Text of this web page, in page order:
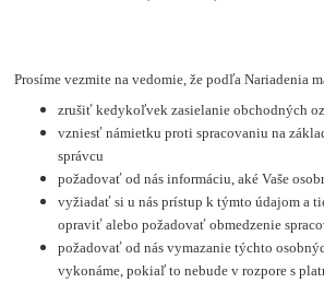
Prosíme vezmite na vedomie, že podľa Nariadenia
zrušiť kedykoľvek zasielanie obchodných
vzniesť námietku proti spracovaniu na
správcu
požadovať od nás informáciu, aké Vaše
vyžiadať si u nás prístup k týmto údajom a
opraviť alebo požadovať obmedzenie
požadovať od nás vymazanie týchto
vykonáme, pokiaľ to nebude v rozpore s